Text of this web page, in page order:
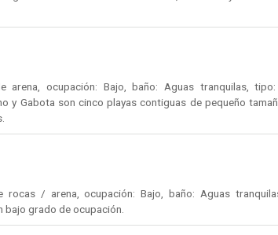
arena, ocupación: Bajo, baño: Aguas tranquilas,
y Gabota son cinco playas contiguas de pequeño
/ arena, ocupación: Bajo, baño: Aguas
bajo grado de ocupación.